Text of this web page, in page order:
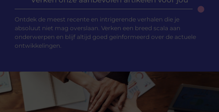
Ontdek de meest recente en intrigerende verhalen die je
absoluut niet mag overslaan. Verken een breed scala aan
onderwerpen en blijf altijd goed geïnformeerd over de actuele
ontwikkelingen.